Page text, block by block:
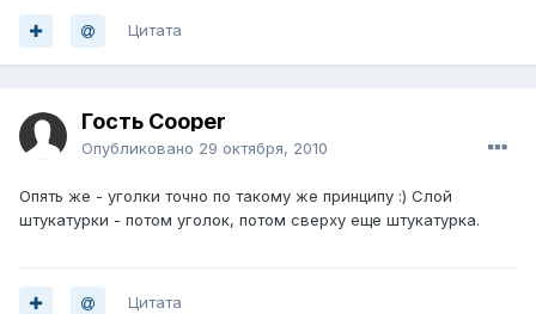
Цитата
Гость Cooper
Опубликовано 29 октября, 2010
Опять же - уголки точно по такому же принципу :) Слой
штукатурки - потом уголок, потом сверху еще штукатурка.
Цитата